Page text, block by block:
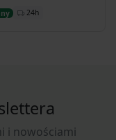
24h
do koszyka
i nowościami